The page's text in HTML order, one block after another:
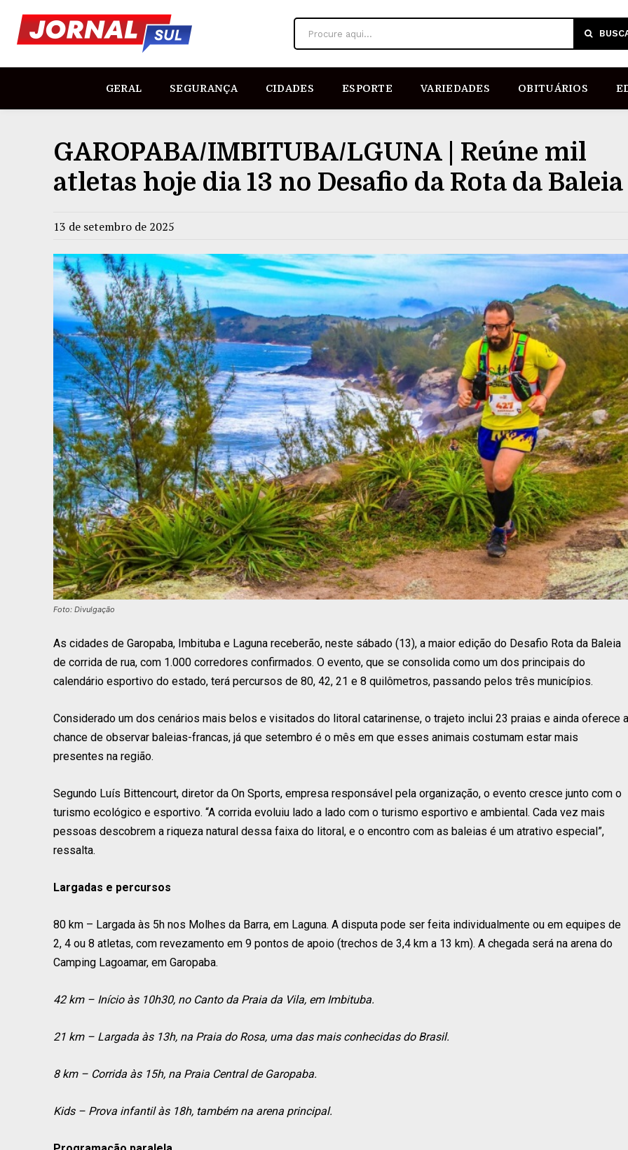
Procure aqui...
GERAL SEGURANÇA CIDADES ESPORTE VARIEDADES OBITUÁRIOS
GAROPABA/IMBITUBA/LGUNA | Reúne mil
atletas hoje dia 13 no Desafio da Rota da Baleia
13 de setembro de 2025
Foto: Divulgação
As cidades de Garopaba, Imbituba e Laguna receberão, neste sábado (13), a maior edição do Desafio Rota da Baleia
de corrida de rua, com 1.000 corredores confirmados. O evento, que se consolida como um dos principais do
calendário esportivo do estado, terá percursos de 80, 42, 21 e 8 quilômetros, passando pelos três municípios.
Considerado um dos cenários mais belos e visitados do litoral catarinense, o trajeto inclui 23 praias e ainda oferece a
chance de observar baleias-francas, já que setembro é o mês em que esses animais costumam estar mais
presentes na região.
Segundo Luís Bittencourt, diretor da On Sports, empresa responsável pela organização, o evento cresce junto com o
turismo ecológico e esportivo. “A corrida evoluiu lado a lado com o turismo esportivo e ambiental. Cada vez mais
pessoas descobrem a riqueza natural dessa faixa do litoral, e o encontro com as baleias é um atrativo especial”,
ressalta.
Largadas e percursos
80 km – Largada às 5h nos Molhes da Barra, em Laguna. A disputa pode ser feita individualmente ou em equipes de
2, 4 ou 8 atletas, com revezamento em 9 pontos de apoio (trechos de 3,4 km a 13 km). A chegada será na arena do
Camping Lagoamar, em Garopaba.
42 km – Início às 10h30, no Canto da Praia da Vila, em Imbituba.
21 km – Largada às 13h, na Praia do Rosa, uma das mais conhecidas do Brasil.
8 km – Corrida às 15h, na Praia Central de Garopaba.
Kids – Prova infantil às 18h, também na arena principal.